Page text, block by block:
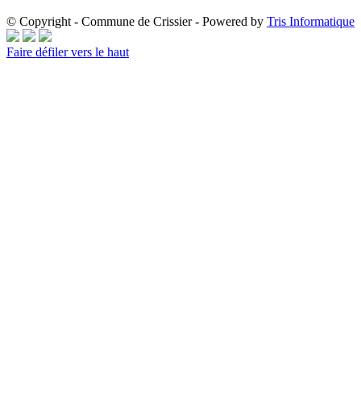
© Copyright - Commune de Crissier - Powered by Tris Informatique
Faire défiler vers le haut